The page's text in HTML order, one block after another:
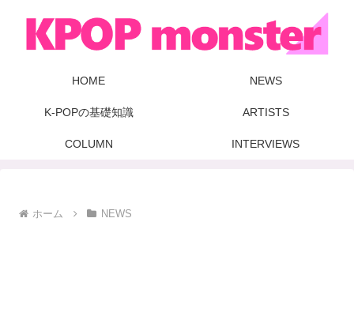
HOME NEWS
K-POPの基礎知識 ARTISTS
COLUMN INTERVIEWS
ホーム NEWS